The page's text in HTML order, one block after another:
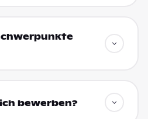
bewerben?